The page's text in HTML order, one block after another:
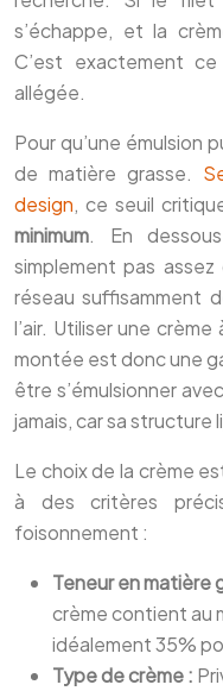
s’échappe, et la
C’est exactement
allégée.
Pour qu’une émulsion
de matière grasse.
design, ce seuil
minimum. En
simplement pas
réseau suffisamment
l’air. Utiliser une
montée est donc une
être s’émulsionner
jamais, car sa
Le choix de la crème
à des critères
foisonnement :
Teneur en matière
crème contient au
idéalement 35%
Type de crème :